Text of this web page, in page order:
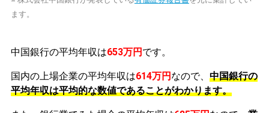
ます。
中国銀行の平均年収は653万円 です。
国内の上場企業の平均年収は614万円 なので、 中国銀行の
平均年収は平均的な数値であることがわかります。